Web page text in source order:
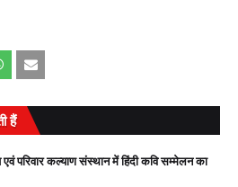
हैं
एवं परिवार कल्याण संस्थान में हिंदी कवि सम्मेलन का